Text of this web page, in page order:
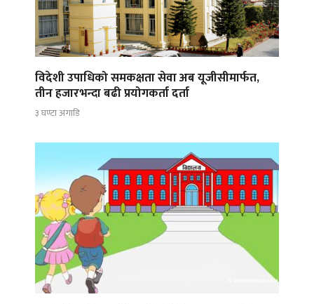
विदेशी उपाधिको समकक्षता सेवा अब यूजीसीमार्फत,
तीन हजारभन्दा बढी प्रयोगकर्ता दर्ता
३ घण्टा अगाडि